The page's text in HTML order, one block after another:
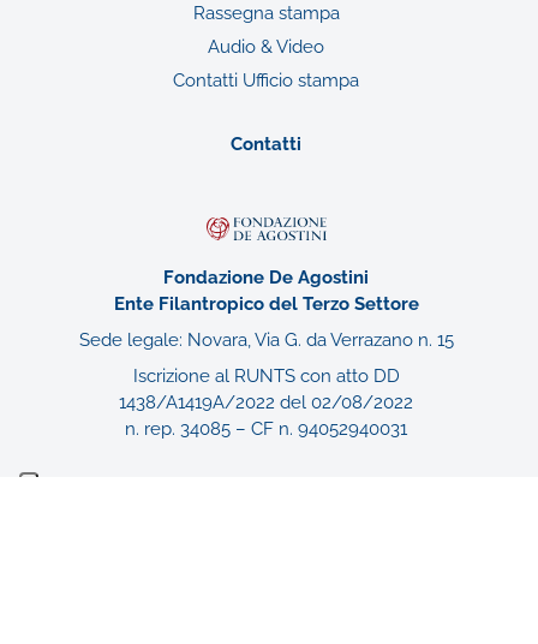
Rassegna stampa
Audio & Video
Contatti Ufficio stampa
Contatti
Fondazione De Agostini
Ente Filantropico del Terzo Settore
Sede legale: Novara, Via G. da Verrazano n. 15
Iscrizione al RUNTS con atto DD
1438/A1419A/2022 del 02/08/2022
n. rep. 34085 – CF n. 94052940031